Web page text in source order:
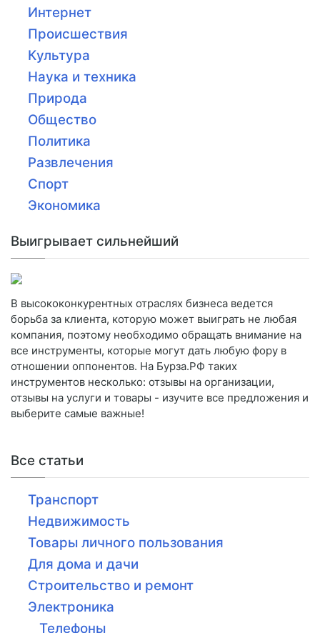
Интернет
Происшествия
Культура
Наука и техника
Природа
Общество
Политика
Развлечения
Спорт
Экономика
Выигрывает сильнейший
В высококонкурентных отраслях бизнеса ведется
борьба за клиента, которую может выиграть не любая
компания, поэтому необходимо обращать внимание на
все инструменты, которые могут дать любую фору в
отношении оппонентов. На Бурза.РФ таких
инструментов несколько: отзывы на организации,
отзывы на услуги и товары - изучите все предложения и
выберите самые важные!
Все статьи
Транспорт
Недвижимость
Товары личного пользования
Для дома и дачи
Строительство и ремонт
Электроника
Телефоны